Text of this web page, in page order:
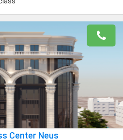
Center Neus